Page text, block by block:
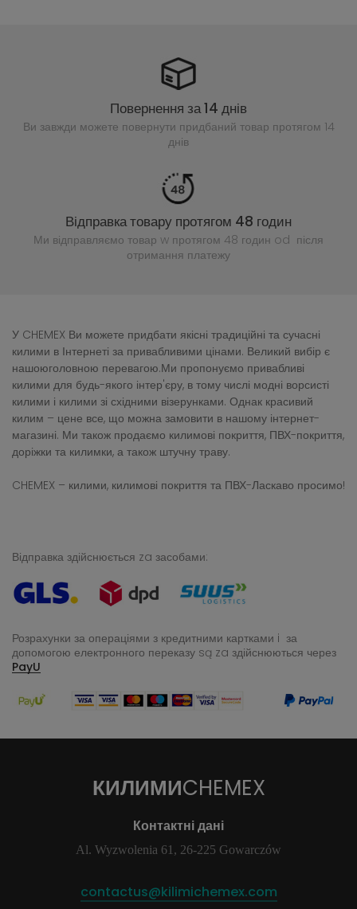
Повернення за 14 днів
Ви завжди можете повернути придбаний товар протягом 14
днів
Відправка товару протягом 48 годин
Ми відправляємо товар w протягом 48 годин od після
отримання платежу
У CHEMEX Ви можете придбати якісні традиційні та сучасні
килими в Інтернеті за привабливими цінами. Великий вибір є
нашоюголовною перевагою.Ми пропонуємо привабливі
килими для будь-якого інтер'єру, в тому числі модні ворсисті
килими і килими зі східними візерунками. Однак красивий
килим – цене все, що можна замовити в нашому інтернет-
магазині. Ми також продаємо килимові покриття, ПВХ-покриття,
доріжки та килимки, а також штучну траву.
CHEMEX – килими, килимові покриття та ПВХ-Ласкаво просимо!
Відправка здійснюється za засобами:
Розрахунки за операціями з кредитними картками i за
допомогою електронного переказу są za здійснюються через
PayU
КИЛИМИCHEMEX
Контактні дані
Al. Wyzwolenia 61, 26-225 Gowarczów
contactus@kilimichemex.com